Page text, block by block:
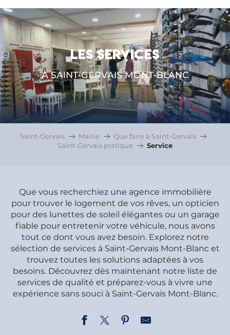
LES SERVICES
À SAINT-GERVAIS MONT-BLANC
Saint-Gervais Mairie
Que faire à Saint-Gervais
Saint-Gervais pratique
Service
Que vous recherchiez une agence immobilière
pour trouver le logement de vos rêves, un opticien
pour des lunettes de soleil élégantes ou un garage
fiable pour entretenir votre véhicule, nous avons
tout ce dont vous avez besoin. Explorez notre
sélection de services à Saint-Gervais Mont-Blanc et
trouvez toutes les solutions adaptées à vos
besoins. Découvrez dès maintenant notre liste de
services de qualité et préparez-vous à vivre une
expérience sans souci à Saint-Gervais Mont-Blanc.